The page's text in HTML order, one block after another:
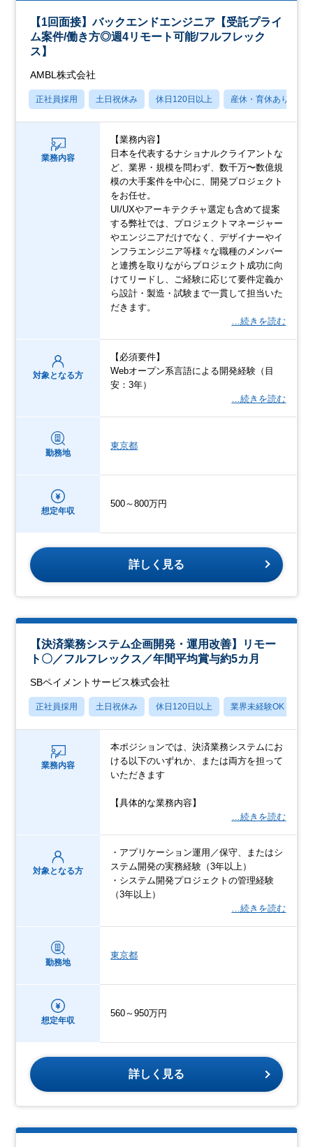
【1回面接】バックエンドエンジニア【受託プライ
ム案件/働き方◎週4リモート可能/フルフレック
ス】
AMBL株式会社
正社員採用 土日祝休み 休日120日以上 産休・育休あり
業務内容
【業務内容】
日本を代表するナショナルクライアントな
ど、業界・規模を問わず、数千万〜数億規
模の大手案件を中心に、開発プロジェクト
をお任せ。
UI/UXやアーキテクチャ選定も含めて提案
する弊社では、プロジェクトマネージャー
やエンジニアだけでなく、デザイナーやイ
ンフラエンジニア等様々な職種のメンバー
と連携を取りながらプロジェクト成功に向
けてリードし、ご経験に応じて要件定義か
ら設計・製造・試験まで一貫して担当いた
だきます。
…続きを読む
対象となる方
【必須要件】
Webオープン系言語による開発経験（目
安：3年）
…続きを読む
勤務地
東京都
想定年収
500～800万円
詳しく見る
【決済業務システム企画開発・運用改善】リモー
ト〇／フルフレックス／年間平均賞与約5カ月
SBペイメントサービス株式会社
正社員採用 土日祝休み 休日120日以上 業界未経験OK
業務内容
本ポジションでは、決済業務システムにお
ける以下のいずれか、または両方を担って
いただきます
【具体的な業務内容】
…続きを読む
対象となる方
・アプリケーション運用／保守、またはシ
ステム開発の実務経験（3年以上）
・システム開発プロジェクトの管理経験
（3年以上）
…続きを読む
勤務地
東京都
想定年収
560～950万円
詳しく見る